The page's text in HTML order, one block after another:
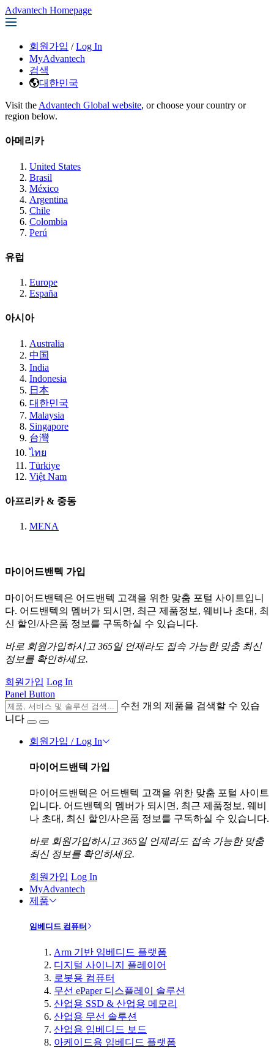
Advantech Homepage
회원가입 / Log In
MyAdvantech
검색
대한민국
Visit the Advantech Global website, or choose your country or
region below.
아메리카
United States
Brasil
México
Argentina
Chile
Colombia
Perú
유럽
Europe
España
아시아
Australia
中国
India
Indonesia
日本
대한민국
Malaysia
Singapore
台灣
ไทย
Türkiye
Việt Nam
아프리카 & 중동
MENA
마이어드밴텍 가입
마이어드밴텍은 어드밴텍 고객을 위한 맞춤 포털 사이트입니
다. 어드밴텍의 멤버가 되시면, 최근 제품정보, 웨비나 초대, 최
신 할인/사은품 정보를 구독하실 수 있습니다.
바로 회원가입하시고 365일 언제라도 접속 가능한 맞춤 최신
정보를 확인하세요.
회원가입 Log In
Panel Button
수천 개의 제품을 검색할 수 있습
니다
회원가입 / Log In
마이어드밴텍 가입
마이어드밴텍은 어드밴텍 고객을 위한 맞춤 포털 사이트
입니다. 어드밴텍의 멤버가 되시면, 최근 제품정보, 웨비
나 초대, 최신 할인/사은품 정보를 구독하실 수 있습니다.
바로 회원가입하시고 365일 언제라도 접속 가능한 맞춤
최신 정보를 확인하세요.
회원가입 Log In
MyAdvantech
제품
임베디드 컴퓨터
Arm 기반 임베디드 플랫폼
디지털 사이니지 플레이어
로봇용 컴퓨터
무선 ePaper 디스플레이 솔루션
산업용 SSD & 산업용 메모리
산업용 무선 솔루션
산업용 임베디드 보드
아케이드용 임베디드 플랫폼